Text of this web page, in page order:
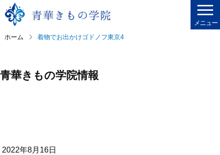
メニュー
ホーム
着物でお出かけゴドノフ東京4
青華きもの学院情報
2022年8月16日